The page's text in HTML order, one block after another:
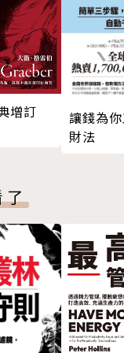
，搭配書中提供9
關就拿出來念三
活化
字說明，並舉出大
報、販售商品、推
路，還是進階文案
言
命令句
真心話
就錯
代的文案名人1
目標
心
自語
有同感
句子
目標
增訂
讓錢為
財法
了